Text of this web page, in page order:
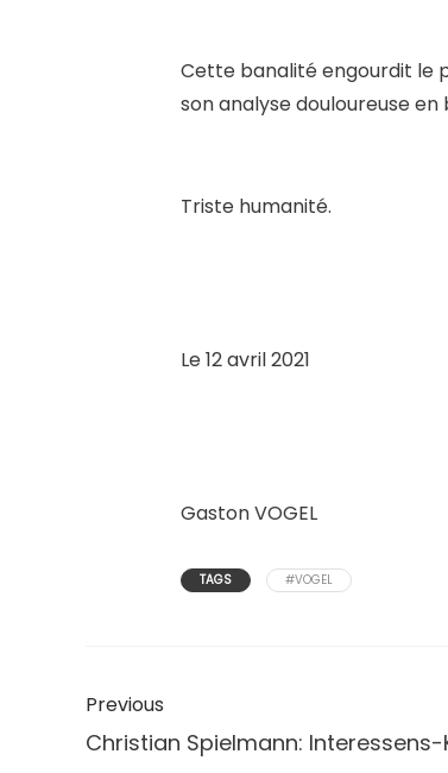
Cette banalité engourdit le
son analyse douloureuse en
Triste humanité.
Le 12 avril 2021
Gaston VOGEL
TAGS #VOGEL
Previous
Christian Spielmann: Interessens-